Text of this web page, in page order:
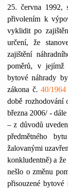
25. června 1992,
přivolením k
vyklidit po
určení, že
zajištění
poměrů, v jejímž
bytové náhrady
zákona č.40/1964
době rozhodování
března 2006/ -
– z důvodů
předmětného
žalovanými
konkludentně) a
nešlo o změnu
přisouzené